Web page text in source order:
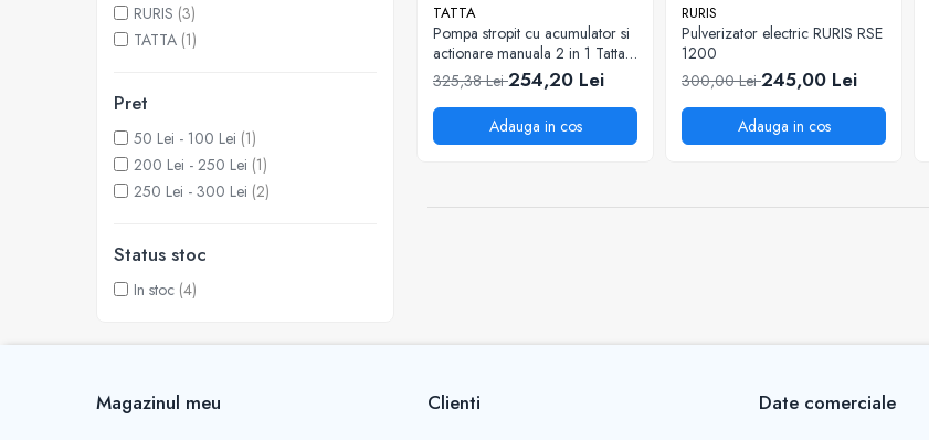
Pompe de stropit
Pompe de suprafata
Pompe submersibile
Aparat de sudura
Agro & Zootehnie
Despicatoare lemne
RURIS (3)
TATTA (1)
Pret
50 Lei - 100 Lei (1)
200 Lei - 250 Lei (1)
250 Lei - 300 Lei (2)
Status stoc
In stoc (4)
TATTA
Pompa stropit cu acumulator si
actionare manuala 2 in 1 Tatta
TP-1833AM, 16L
325,38 Lei254,20 Lei
Adauga in cos
RURIS
Pulverizator electric RURIS RSE
1200
300,00 Lei245,00 Lei
Adauga in cos
Magazinul meu Clienti Date comerciale